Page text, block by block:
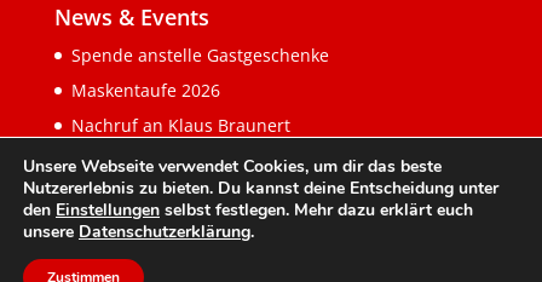
News & Events
Spende anstelle Gastgeschenke
Maskentaufe 2026
Nachruf an Klaus Braunert
Unsere Webseite verwendet Cookies, um dir das beste
Nutzererlebnis zu bieten. Du kannst deine Entscheidung unter
den Einstellungen selbst festlegen. Mehr dazu erklärt euch
unsere Datenschutzerklärung.
Zustimmen